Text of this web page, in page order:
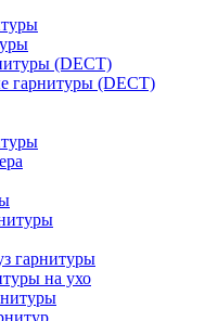
(DECT)
гарнитуры (DECT)
гарнитуры
на ухо